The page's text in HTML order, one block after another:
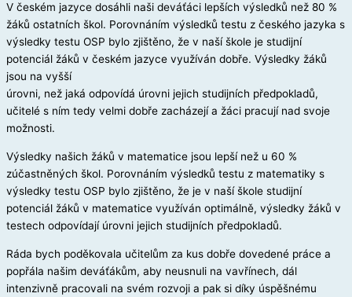
V českém jazyce dosáhli naši deváťáci lepších výsledků než 80 %
žáků ostatních škol. Porovnáním výsledků testu z českého jazyka s
výsledky testu OSP bylo zjištěno, že v naší škole je studijní
potenciál žáků v českém jazyce využíván dobře. Výsledky žáků
jsou na vyšší
úrovni, než jaká odpovídá úrovni jejich studijních předpokladů,
učitelé s ním tedy velmi dobře zacházejí a žáci pracují nad svoje
možnosti.
Výsledky našich žáků v matematice jsou lepší než u 60 %
zúčastněných škol. Porovnáním výsledků testu z matematiky s
výsledky testu OSP bylo zjištěno, že je v naší škole studijní
potenciál žáků v matematice využíván optimálně, výsledky žáků v
testech odpovídají úrovni jejich studijních předpokladů.
Ráda bych poděkovala učitelům za kus dobře dovedené práce a
popřála našim deváťákům, aby neusnuli na vavřínech, dál
intenzivně pracovali na svém rozvoji a pak si díky úspěšnému